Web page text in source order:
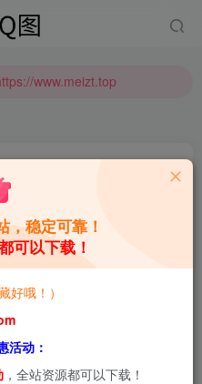
额奖励哦
高额奖励哦
关注
2 1.3W+ 8.6W+
，原图无压缩，无本站水
，稳定可靠！
可以下载！
好哦！）
活动：
，全站资源都可以下载！